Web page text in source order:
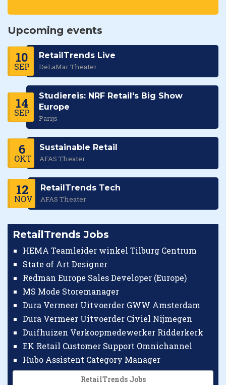
Upcoming events
10
SEP
RetailTrends Live
DeLaMar Theater
14
SEP
Studiereis: NRF Retail's Big Show
Europe
Parijs
6
OKT
Sustainable Retail
AFAS Theater
12
NOV
RetailTrends Tech
AFAS Theater
RetailTrends Jobs
HEMA Teamleider winkel Tilburg Centrum
State of Art Designer
Redman Europe Sales Developer (Europe)
MS Mode Storemanager
Dura Vermeer Uitvoerder GWW Amsterdam
Dura Vermeer Uitvoerder Civiel Nijmegen
Duifhuizen Verkoopmedewerker Ridderkerk
EK Retail Customer Support Omnichannel
Hubo Assistent Category Manager
RetailTrends Jobs